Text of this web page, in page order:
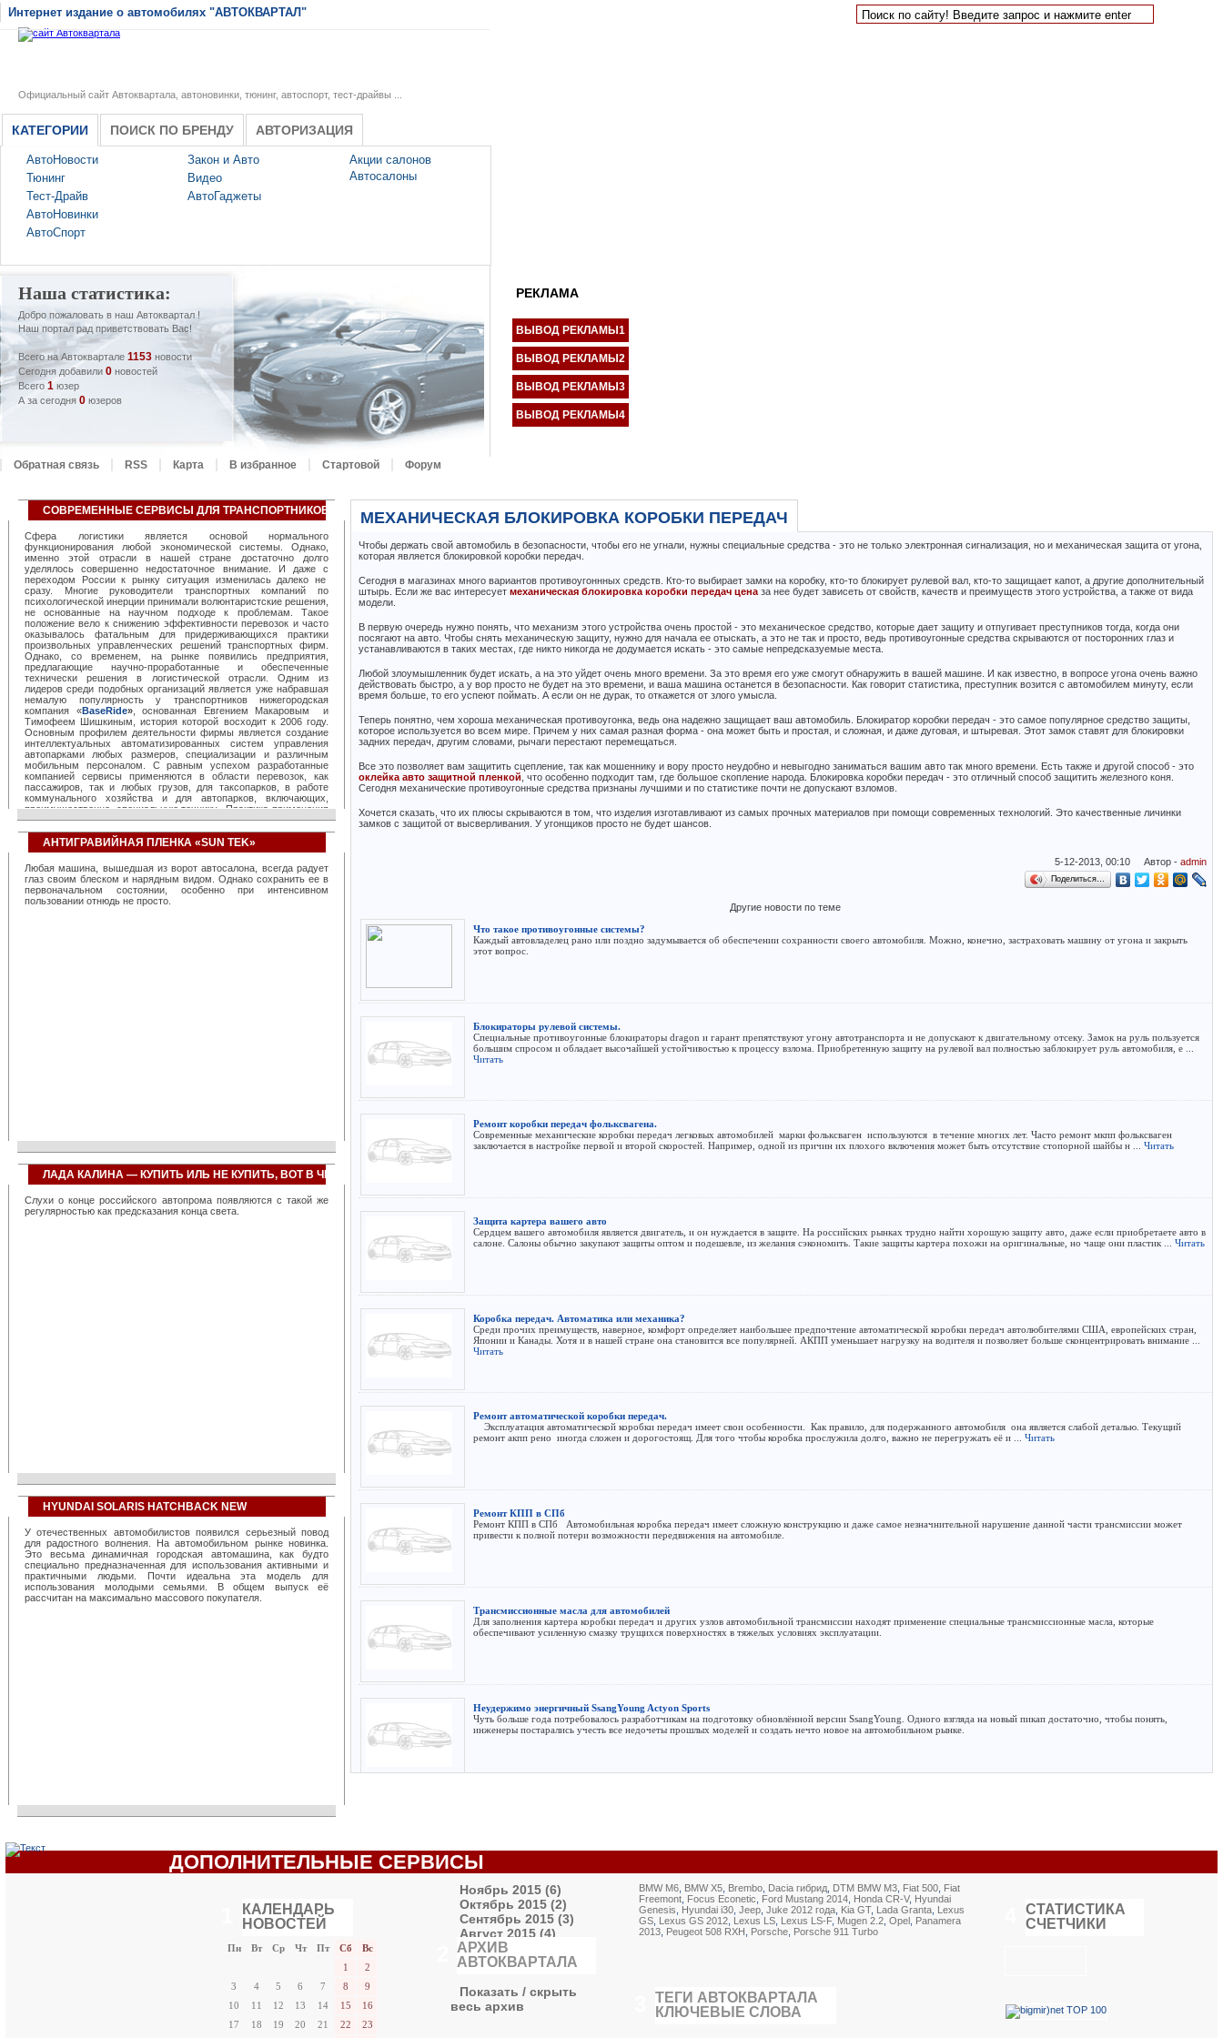
Интернет издание о автомобилях "АВТОКВАРТАЛ"
Официальный сайт Автоквартала, автоновинки, тюнинг, автоспорт, тест-драйвы ...
КАТЕГОРИИ
АвтоНовости
Тюнинг
Тест-Драйв
АвтоНовинки
АвтоСпорт
Закон и Авто
Видео
АвтоГаджеты
Акции салонов
Автосалоны
ПОИСК ПО БРЕНДУ АВТОРИЗАЦИЯ
Наша статистика:
Добро пожаловать в наш Автоквартал !
Наш портал рад приветствовать Вас!
Всего на Автоквартале 1153 новости
Сегодня добавили 0 новостей
Всего 1 юзер
А за сегодня 0 юзеров
Обратная связь RSS Карта В избранное Стартовой Форум
РЕКЛАМА
ВЫВОД РЕКЛАМЫ1
ВЫВОД РЕКЛАМЫ2
ВЫВОД РЕКЛАМЫ3
ВЫВОД РЕКЛАМЫ4
СОВРЕМЕННЫЕ СЕРВИСЫ ДЛЯ ТРАНСПОРТНИКОВ ОТ «BASERIDE»
Сфера логистики является основой нормального
функционирования любой экономической системы. Однако,
именно этой отрасли в нашей стране достаточно долго
уделялось совершенно недостаточное внимание. И даже с
переходом России к рынку ситуация изменилась далеко не
сразу. Многие руководители транспортных компаний по
психологической инерции принимали волюнтаристские решения,
не основанные на научном подходе к проблемам. Такое
положение вело к снижению эффективности перевозок и часто
оказывалось фатальным для придерживающихся практики
произвольных управленческих решений транспортных фирм.
Однако, со временем, на рынке появились предприятия,
предлагающие научно-проработанные и обеспеченные
технически решения в логистической отрасли. Одним из
лидеров среди подобных организаций является уже набравшая
немалую популярность у транспортников нижегородская
компания «BaseRide», основанная Евгением Макаровым и
Тимофеем Шишкиным, история которой восходит к 2006 году.
Основным профилем деятельности фирмы является создание
интеллектуальных автоматизированных систем управления
автопарками любых размеров, специализации и различным
мобильным персоналом. С равным успехом разработанные
компанией сервисы применяются в области перевозок, как
пассажиров, так и любых грузов, для таксопарков, в работе
коммунального хозяйства и для автопарков, включающих,
преимущественно, специальную технику. Практика применения
систем, созданных фирмой, позволяет повысить
эффективность работы любой транспортной организации,
примерно, на 40 процентов. Достаточно сказать, что всего один
диспетчер с их помощью оказывается в состоянии
контролировать около тысячи автомобилей. При этом резко
снижается количество нарушений на трассах, значительно
повышается общая дисциплина вождения и перевозок.
Компанией создано сразу несколько сервисов, использующих
«облачную» технологию, позволяющих полностью перекрыть
АНТИГРАВИЙНАЯ ПЛЕНКА «SUN TEK»
Любая машина, вышедшая из ворот автосалона, всегда радует
глаз своим блеском и нарядным видом. Однако сохранить ее в
первоначальном состоянии, особенно при интенсивном
пользовании отнюдь не просто.
ЛАДА КАЛИНА — КУПИТЬ ИЛЬ НЕ КУПИТЬ, ВОТ В ЧЕМ ВОПРОС?
Слухи о конце российского автопрома появляются с такой же
регулярностью как предсказания конца света.
HYUNDAI SOLARIS HATCHBACK NEW
У отечественных автомобилистов появился серьезный повод
для радостного волнения. На автомобильном рынке новинка.
Это весьма динамичная городская автомашина, как будто
специально предназначенная для использования активными и
практичными людьми. Почти идеальна эта модель для
использования молодыми семьями. В общем выпуск её
рассчитан на максимально массового покупателя.
МЕХАНИЧЕСКАЯ БЛОКИРОВКА КОРОБКИ ПЕРЕДАЧ
Чтобы держать свой автомобиль в безопасности, чтобы его не угнали, нужны специальные средства - это не только электронная сигнализация, но и механическая защита от угона,
которая является блокировкой коробки передач.
Сегодня в магазинах много вариантов противоугоннных средств. Кто-то выбирает замки на коробку, кто-то блокирует рулевой вал, кто-то защищает капот, а другие дополнительный
штырь. Если же вас интересует механическая блокировка коробки передач цена за нее будет зависеть от свойств, качеств и преимуществ этого устройства, а также от вида
модели.
В первую очередь нужно понять, что механизм этого устройства очень простой - это механическое средство, которые дает защиту и отпугивает преступников тогда, когда они
посягают на авто. Чтобы снять механическую защиту, нужно для начала ее отыскать, а это не так и просто, ведь противоугонные средства скрываются от посторонних глаз и
устанавливаются в таких местах, где никто никогда не додумается искать - это самые непредсказуемые места.
Любой злоумышленник будет искать, а на это уйдет очень много времени. За это время его уже смогут обнаружить в вашей машине. И как известно, в вопросе угона очень важно
действовать быстро, а у вор просто не будет на это времени, и ваша машина останется в безопасности. Как говорит статистика, преступник возится с автомобилем минуту, если
время больше, то его успеют поймать. А если он не дурак, то откажется от злого умысла.
Теперь понятно, чем хороша механическая противоугонка, ведь она надежно защищает ваш автомобиль. Блокиратор коробки передач - это самое популярное средство защиты,
которое используется во всем мире. Причем у них самая разная форма - она может быть и простая, и сложная, и даже дуговая, и штыревая. Этот замок ставят для блокировки
задних передач, другим словами, рычаги перестают перемещаться.
Все это позволяет вам защитить сцепление, так как мошеннику и вору просто неудобно и невыгодно заниматься вашим авто так много времени. Есть также и другой способ - это
оклейка авто защитной пленкой , что особенно подходит там, где большое скопление народа. Блокировка коробки передач - это отличный способ защитить железного коня.
Сегодня механические противоугонные средства признаны лучшими и по статистике почти не допускают взломов.
Хочется сказать, что их плюсы скрываются в том, что изделия изготавливают из самых прочных материалов при помощи современных технологий. Это качественные личинки
замков с защитой от высверливания. У угонщиков просто не будет шансов.
5-12-2013, 00:10 Автор - admin
Поделиться…
Другие новости по теме
Что такое противоугонные системы?
Каждый автовладелец рано или поздно задумывается об обеспечении сохранности своего автомобиля. Можно, конечно, застраховать машину от угона и закрыть
этот вопрос.
Блокираторы рулевой системы.
Специальные противоугонные блокираторы dragon и гарант препятствуют угону автотранспорта и не допускают к двигательному отсеку. Замок на руль пользуется
большим спросом и обладает высочайшей устойчивостью к процессу взлома. Приобретенную защиту на рулевой вал полностью заблокирует руль автомобиля, е ...
Читать
Ремонт коробки передач фольксвагена.
Современные механические коробки передач легковых автомобилей марки фольксваген используются в течение многих лет. Часто ремонт мкпп фольксваген
заключается в настройке первой и второй скоростей. Например, одной из причин их плохого включения может быть отсутствие стопорной шайбы н ... Читать
Защита картера вашего авто
Сердцем вашего автомобиля является двигатель, и он нуждается в защите. На российских рынках трудно найти хорошую защиту авто, даже если приобретаете авто в
салоне. Салоны обычно закупают защиты оптом и подешевле, из желания сэкономить. Такие защиты картера похожи на оригинальные, но чаще они пластик ... Читать
Коробка передач. Автоматика или механика?
Среди прочих преимуществ, наверное, комфорт определяет наибольшее предпочтение автоматической коробки передач автолюбителями США, европейских стран,
Японии и Канады. Хотя и в нашей стране она становится все популярней. АКПП уменьшает нагрузку на водителя и позволяет больше сконцентрировать внимание ...
Читать
Ремонт автоматической коробки передач.
Эксплуатация автоматической коробки передач имеет свои особенности. Как правило, для подержанного автомобиля она является слабой деталью. Текущий
ремонт акпп рено иногда сложен и дорогостоящ. Для того чтобы коробка прослужила долго, важно не перегружать её и ... Читать
Ремонт КПП в СПб
Ремонт КПП в СПб Автомобильная коробка передач имеет сложную конструкцию и даже самое незначнительной нарушение данной части трансмиссии может
привести к полной потери возможности передвижения на автомобиле.
Трансмиссионные масла для автомобилей
Для заполнения картера коробки передач и других узлов автомобильной трансмиссии находят применение специальные трансмиссионные масла, которые
обеспечивают усиленную смазку трущихся поверхностях в тяжелых условиях эксплуатации.
Неудержимо энергичный SsangYoung Actyon Sports
Чуть больше года потребовалось разработчикам на подготовку обновлённой версии SsangYoung. Одного взгляда на новый пикап достаточно, чтобы понять,
инженеры постарались учесть все недочеты прошлых моделей и создать нечто новое на автомобильном рынке.
ДОПОЛНИТЕЛЬНЫЕ СЕРВИСЫ
«Август 2026 »
Пн
Вт Ср Чт Пт Сб
Вс
1
2
3
4 5 6 7 8
9
10
11 12 13 14 15
16
17
18 19 20 21 22 23
КАЛЕНДАРЬ
НОВОСТЕЙ
Ноябрь 2015 (6)
Октябрь 2015 (2)
Сентябрь 2015 (3)
Август 2015 (4)
Июль 2015 (6)
Июнь 2015 (10)
Показать / скрыть
весь архив
АРХИВ
АВТОКВАРТАЛА
BMW M6 BMW X5 Brembo Dacia гибрид DTM BMW M3 Fiat 500 Fiat
Freemont Focus Econetic Ford Mustang 2014 Honda CR-V, Hyundai
Genesis
Hyundai i30 ,Jeep ,Juke 2012 года Kia GT, Lada Granta Lexus
GS Lexus GS 2012 Lexus LS Lexus LS-F, Mugen 2.2 ,Opel Panamera
2013 Peugeot 508 RXH Porsche Porsche 911 Turbo
ТЕГИ АВТОКВАРТАЛА
КЛЮЧЕВЫЕ СЛОВА
СТАТИСТИКА
СЧЕТЧИКИ